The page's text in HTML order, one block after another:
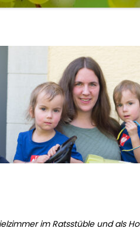
im Ratsstüble und als